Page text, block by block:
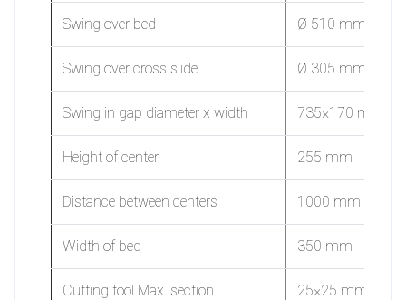
Swing over bed Ø 510 mm
Swing over cross slide Ø 305 mm
Swing in gap diameter x width 735×170 mm
Height of center 255 mm
Distance between centers 1000 mm
Width of bed 350 mm
Cutting tool Max. section 25×25 mm